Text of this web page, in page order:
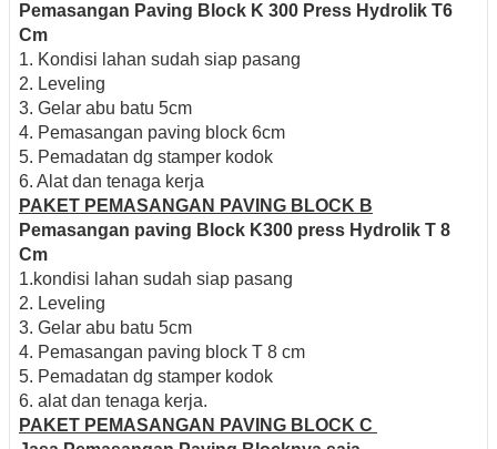
Pemasangan Paving Block K 300 Press Hydrolik T6
Cm
1. Kondisi lahan sudah siap pasang
2. Leveling
3. Gelar abu batu 5cm
4. Pemasangan paving block 6cm
5. Pemadatan dg stamper kodok
6. Alat dan tenaga kerja
PAKET PEMASANGAN PAVING BLOCK B
Pemasangan paving Block K300 press Hydrolik T 8
Cm
1.kondisi lahan sudah siap pasang
2. Leveling
3. Gelar abu batu 5cm
4. Pemasangan paving block T 8 cm
5. Pemadatan dg stamper kodok
6. alat dan tenaga kerja.
PAKET PEMASANGAN PAVING BLOCK C